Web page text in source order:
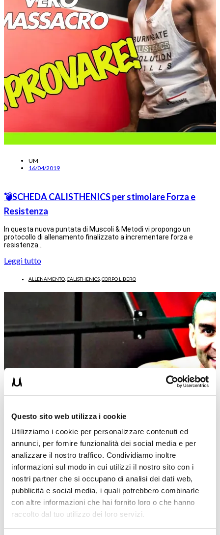
Questo sito web utilizza i cookie
Utilizziamo i cookie per personalizzare contenuti ed
annunci, per fornire funzionalità dei social media e per
analizzare il nostro traffico. Condividiamo inoltre
informazioni sul modo in cui utilizzi il nostro sito con i
nostri partner che si occupano di analisi dei dati web,
pubblicità e social media, i quali potrebbero combinarle
con altre informazioni che hai fornito loro o che hanno
raccolto dal tuo utilizzo dei loro servizi.
UM
16/04/2019
💣SCHEDA CALISTHENICS per stimolare Forza e
Resistenza
In questa nuova puntata di Muscoli & Metodi vi propongo un
protocollo di allenamento finalizzato a incrementare forza e
resistenza…
Leggi tutto
ALLENAMENTO CALISTHENICS CORPO LIBERO